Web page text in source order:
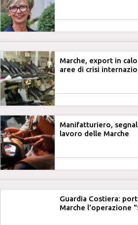
Marche, export in
aree di crisi
Manifatturiero,
lavoro delle Marche
Guardia Costiera:
Marche l'operazione